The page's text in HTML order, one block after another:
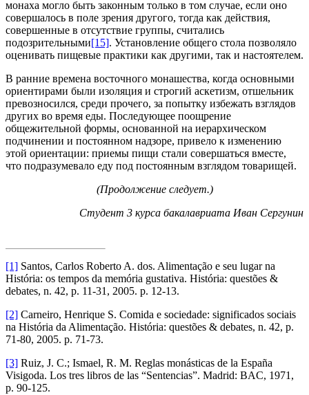
монаха могло быть законным только в том случае, если оно
совершалось в поле зрения другого, тогда как действия,
совершенные в отсутствие группы, считались
подозрительными[15]. Установление общего стола позволяло
оценивать пищевые практики как другими, так и настоятелем.
В ранние времена восточного монашества, когда основными
ориентирами были изоляция и строгий аскетизм, отшельник
превозносился, среди прочего, за попытку избежать взглядов
других во время еды. Последующее поощрение
общежительной формы, основанной на иерархическом
подчинении и постоянном надзоре, привело к изменению
этой ориентации: приемы пищи стали совершаться вместе,
что подразумевало еду под постоянным взглядом товарищей.
(Продолжение следует.)
Студент 3 курса бакалавриата Иван Сергунин
[1] Santos, Carlos Roberto A. dos. Alimentação e seu lugar na
História: os tempos da memória gustativa. História: questões &
debates, n. 42, p. 11-31, 2005. p. 12-13.
[2] Carneiro, Henrique S. Comida e sociedade: significados sociais
na História da Alimentação. História: questões & debates, n. 42, p.
71-80, 2005. p. 71-73.
[3] Ruiz, J. C.; Ismael, R. M. Reglas monásticas de la España
Visigoda. Los tres libros de las “Sentencias”. Madrid: BAC, 1971,
p. 90-125.